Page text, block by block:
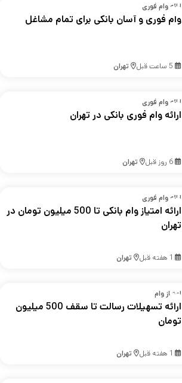
ارائه وام فوری
وام فوری و آسان بانکی برای تمام مشاغل
5 ساعت قبل تهران
ارائه وام فوری
ارائه وام فوری بانکی در تهران
6 روز قبل تهران
ارائه وام فوری
ارائه امتیاز وام بانکی تا 500 میلیون تومان در
تهران
1 هفته قبل تهران
امتیاز وام
ارائه تسهیلات رسالت تا سقف 500 میلیون
تومان
1 هفته قبل تهران